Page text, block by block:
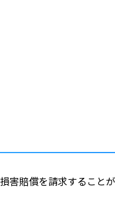
賠償を請求することが